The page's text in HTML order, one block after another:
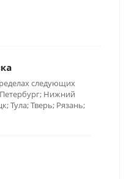
следующих
Нижний
Тула; Тверь; Рязань;